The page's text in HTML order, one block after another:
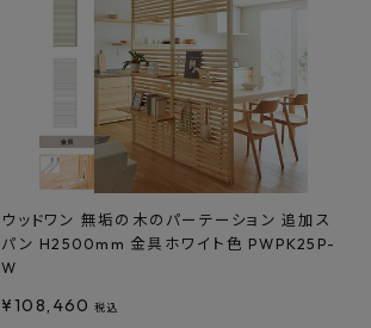
ウッドワン 無垢の木のパーテーション 追加ス
パン H2500mm 金具ホワイト色 PWPK25P-
W
¥108,460 税込